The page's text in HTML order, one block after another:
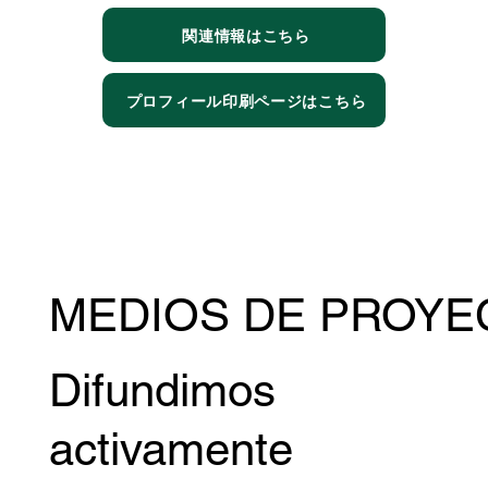
関連情報はこちら
プロフィール印刷ページはこちら
MEDIOS DE
Difundimos
activamente